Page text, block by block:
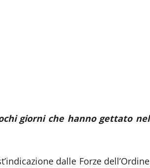
giorni che hanno gettato nel
dalle Forze dell’Ordine